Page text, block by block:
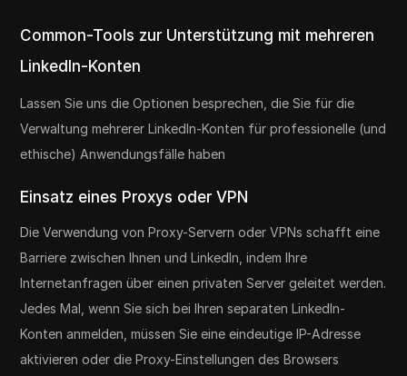
Сommon-Tools zur Unterstützung mit mehreren
LinkedIn-Konten
Lassen Sie uns die Optionen besprechen, die Sie für die
Verwaltung mehrerer LinkedIn-Konten für professionelle (und
ethische) Anwendungsfälle haben
Einsatz eines Proxys oder VPN
Die Verwendung von Proxy-Servern oder VPNs schafft eine
Barriere zwischen Ihnen und LinkedIn, indem Ihre
Internetanfragen über einen privaten Server geleitet werden.
Jedes Mal, wenn Sie sich bei Ihren separaten LinkedIn-
Konten anmelden, müssen Sie eine eindeutige IP-Adresse
aktivieren oder die Proxy-Einstellungen des Browsers